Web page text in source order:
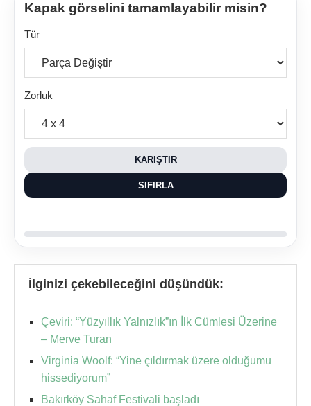
Kapak görselini tamamlayabilir misin?
Tür
Zorluk
KARIŞTIR
SIFIRLA
İlginizi çekebileceğini düşündük:
Çeviri: “Yüzyıllık Yalnızlık”ın İlk Cümlesi Üzerine
– Merve Turan
Virginia Woolf: “Yine çıldırmak üzere olduğumu
hissediyorum”
Bakırköy Sahaf Festivali başladı